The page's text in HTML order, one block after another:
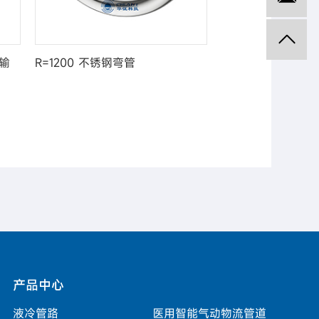
R=1200 不锈钢弯管 R=550 不锈钢弯管
产品中心
液冷管路 医用智能气动物流管道